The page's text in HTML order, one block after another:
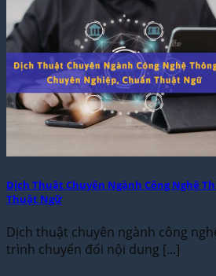
Dịch Thuật Chuyên Ngành Công Nghệ
Thuật Ngữ
Dịch thuật chuyên ngành công
trình chuyển đổi nội dung [...]